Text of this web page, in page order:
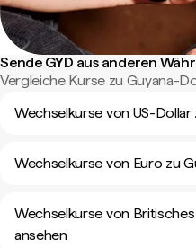
Sende GYD aus anderen
Vergleiche Kurse zu Guyana-
Wechselkurse von US-
Wechselkurse von Euro zu
Wechselkurse von
ansehen